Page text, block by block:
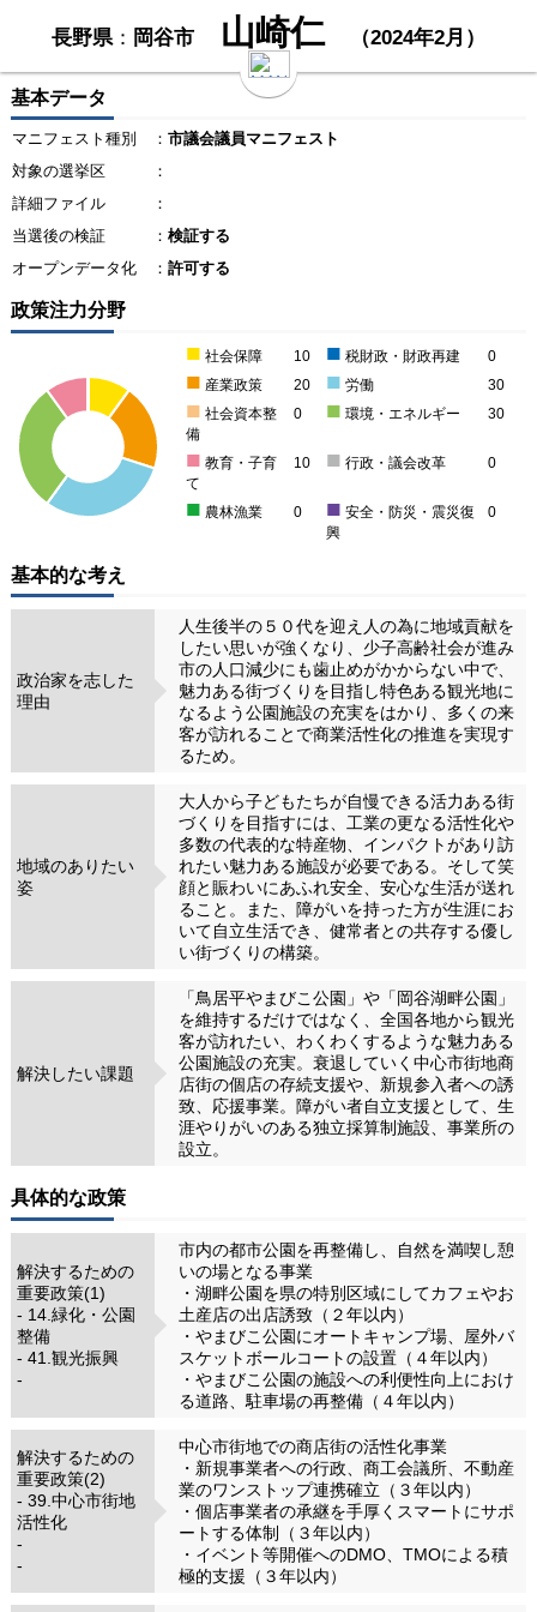
長野県： 岡谷市 山崎仁 （2024年2月）
基本データ
マニフェスト種別 ： 市議会議員マニフェスト
対象の選挙区
：
詳細ファイル
：
当選後の検証
： 検証する
オープンデータ化
： 許可する
政策注力分野
■ 社会保障 10 ■ 税財政・財政再建 0
■ 産業政策 20 ■ 労働 30
■ 社会資本整
備
0 ■ 環境・エネルギー 30
■ 教育・子育
て
10 ■ 行政・議会改革 0
■ 農林漁業 0 ■ 安全・防災・震災復
興
0
基本的な考え
政治家を志した
理由
人生後半の５０代を迎え人の為に地域貢献を
したい思いが強くなり、少子高齢社会が進み
市の人口減少にも歯止めがかからない中で、
魅力ある街づくりを目指し特色ある観光地に
なるよう公園施設の充実をはかり、多くの来
客が訪れることで商業活性化の推進を実現す
るため。
地域のありたい
姿
大人から子どもたちが自慢できる活力ある街
づくりを目指すには、工業の更なる活性化や
多数の代表的な特産物、インパクトがあり訪
れたい魅力ある施設が必要である。そして笑
顔と賑わいにあふれ安全、安心な生活が送れ
ること。また、障がいを持った方が生涯にお
いて自立生活でき、健常者との共存する優し
い街づくりの構築。
解決したい課題
「鳥居平やまびこ公園」や「岡谷湖畔公園」
を維持するだけではなく、全国各地から観光
客が訪れたい、わくわくするような魅力ある
公園施設の充実。衰退していく中心市街地商
店街の個店の存続支援や、新規参入者への誘
致、応援事業。障がい者自立支援として、生
涯やりがいのある独立採算制施設、事業所の
設立。
具体的な政策
解決するための
重要政策(1)
- 14.緑化・公園
整備
- 41.観光振興
-
市内の都市公園を再整備し、自然を満喫し憩
いの場となる事業
・湖畔公園を県の特別区域にしてカフェやお
土産店の出店誘致（２年以内）
・やまびこ公園にオートキャンプ場、屋外バ
スケットボールコートの設置（４年以内）
・やまびこ公園の施設への利便性向上におけ
る道路、駐車場の再整備（４年以内）
解決するための
重要政策(2)
- 39.中心市街地
活性化
-
-
中心市街地での商店街の活性化事業
・新規事業者への行政、商工会議所、不動産
業のワンストップ連携確立（３年以内）
・個店事業者の承継を手厚くスマートにサポ
ートする体制（３年以内）
・イベント等開催へのDMO、TMOによる積
極的支援（３年以内）